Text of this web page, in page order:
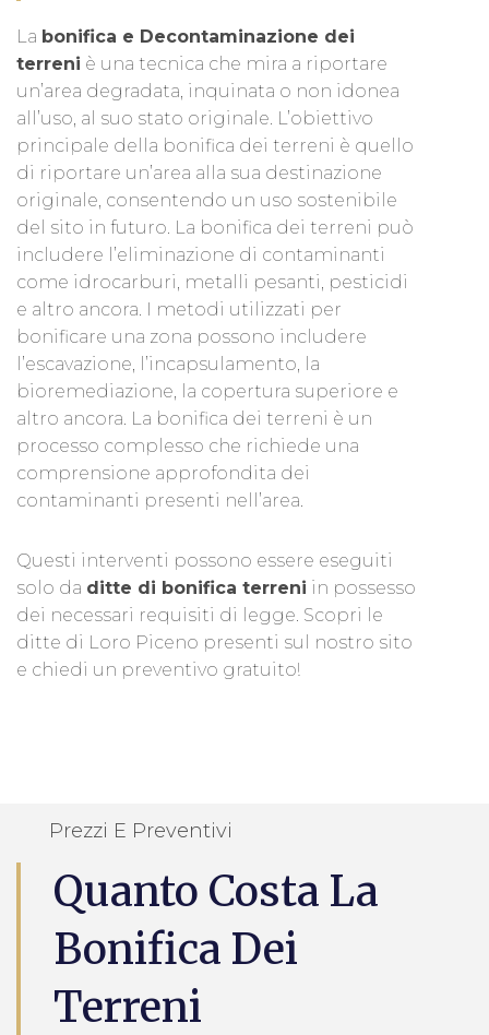
La bonifica e Decontaminazione dei
terreni è una tecnica che mira a riportare
un’area degradata, inquinata o non idonea
all’uso, al suo stato originale. L’obiettivo
principale della bonifica dei terreni è quello
di riportare un’area alla sua destinazione
originale, consentendo un uso sostenibile
del sito in futuro. La bonifica dei terreni può
includere l’eliminazione di contaminanti
come idrocarburi, metalli pesanti, pesticidi
e altro ancora. I metodi utilizzati per
bonificare una zona possono includere
l’escavazione, l’incapsulamento, la
bioremediazione, la copertura superiore e
altro ancora. La bonifica dei terreni è un
processo complesso che richiede una
comprensione approfondita dei
contaminanti presenti nell’area.
Questi interventi possono essere eseguiti
solo da ditte di bonifica terreni in possesso
dei necessari requisiti di legge. Scopri le
ditte di Loro Piceno presenti sul nostro sito
e chiedi un preventivo gratuito!
Prezzi E Preventivi
Quanto Costa La
Bonifica Dei
Terreni